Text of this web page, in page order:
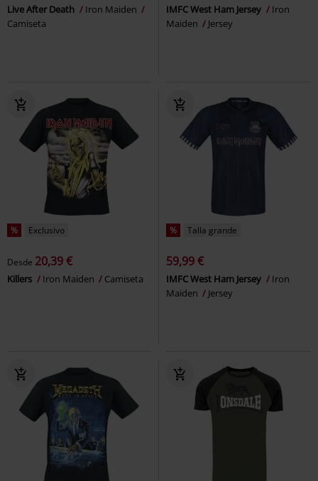
Live After Death
Iron Maiden
Camiseta
IMFC West Ham Jersey
Iron
Maiden
Jersey
% Exclusivo
Desde 20,39 €
Killers Iron Maiden Camiseta
% Talla grande
59,99 €
IMFC West Ham Jersey
Iron
Maiden
Jersey